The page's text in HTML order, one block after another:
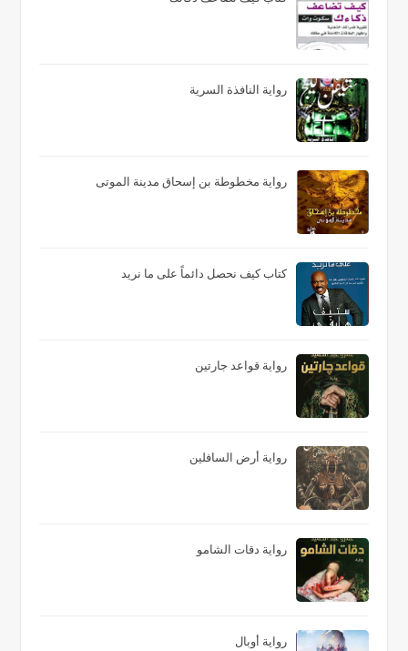
رواية النافذة السرية
رواية مخطوطة بن إسحاق مدينة الموتى
كتاب كيف نحصل دائماً على ما نريد
رواية قواعد جارتين
رواية أرض السافلين
رواية دقات الشامو
رواية أوبال